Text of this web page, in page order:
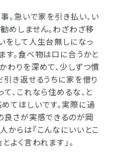
。急いで家を引き払い、い
めしません。わざわざ移
をして人生台無しになっ
す。食べ物は口に合うかと
わりを深めて、少しずつ慣
引き返せるうちに家を借り
、これなら住めるな、と
てほしいです。実際に過
良さが実感できるのが岡
からは『こんなにいいとこ
よく言われます」。